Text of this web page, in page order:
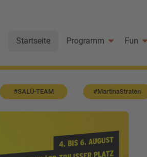
Startseite Programm Fun
#SALÜ-TEAM #MartinaStraten